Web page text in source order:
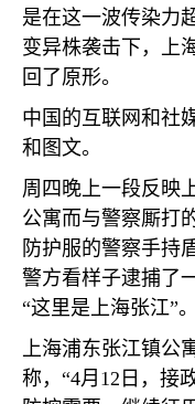
是在这一波传染力
变异株袭击下，上
回了原形。
中国的互联网和社
和图文。
周四晚上一段反映
公寓而与警察厮打
防护服的警察手持
警方看样子逮捕了
“这里是上海张江”。
上海浦东张江镇公
称，“4月 12 日，接